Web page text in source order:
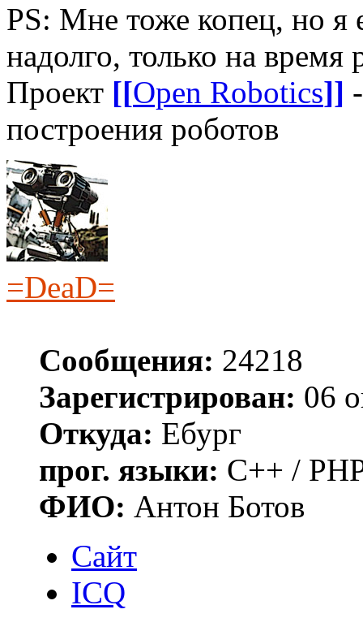
PS: Мне тоже копец, но я
надолго, только на
Проект [[Open Robotics]]
построения роботов
=DeaD=
Сообщения: 24218
Зарегистрирован: 06
Откуда: Ебург
прог. языки: C++ /
ФИО: Антон Ботов
Сайт
ICQ